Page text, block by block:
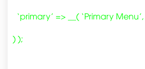
‘primary’ => __( ‘Primary
) );